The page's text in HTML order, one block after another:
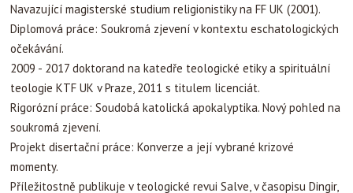
Navazující magisterské studium religionistiky na FF UK (2001).
Diplomová práce: Soukromá zjevení v kontextu eschatologických
očekávání.
2009 - 2017 doktorand na katedře teologické etiky a spirituální
teologie KTF UK v Praze, 2011 s titulem licenciát.
Rigorózní práce: Soudobá katolická apokalyptika. Nový pohled na
soukromá zjevení.
Projekt disertační práce: Konverze a její vybrané krizové
momenty.
Příležitostně publikuje v teologické revui Salve, v časopisu Dingir,